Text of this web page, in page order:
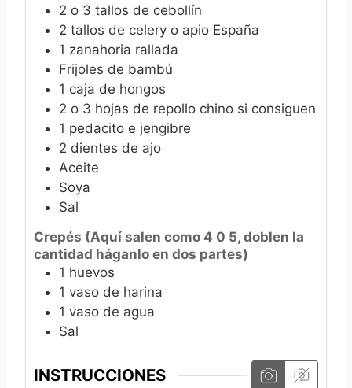
2 o 3 tallos de cebollín
2 tallos de celery o apio España
1 zanahoria rallada
Frijoles de bambú
1 caja de hongos
2 o 3 hojas de repollo chino si consiguen
1 pedacito e jengibre
2 dientes de ajo
Aceite
Soya
Sal
Crepés (Aquí salen como 4 0 5, doblen la
cantidad háganlo en dos partes)
1 huevos
1 vaso de harina
1 vaso de agua
Sal
INSTRUCCIONES